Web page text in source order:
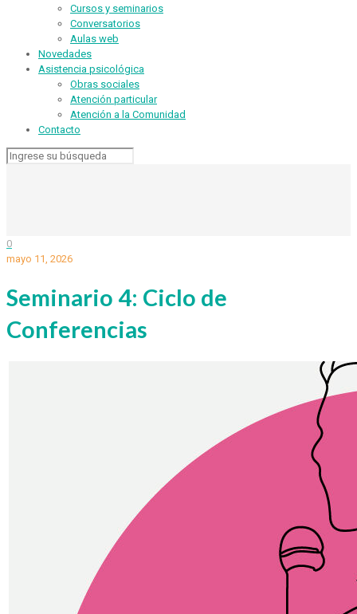
Cursos y seminarios
Conversatorios
Aulas web
Novedades
Asistencia psicológica
Obras sociales
Atención particular
Atención a la Comunidad
Contacto
0
mayo 11, 2026
Seminario 4: Ciclo de
Conferencias